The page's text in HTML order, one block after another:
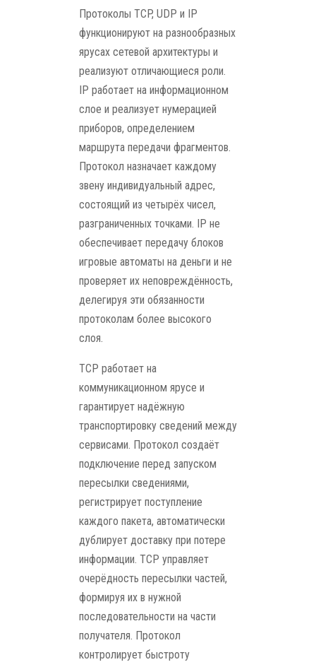
Протоколы TCP, UDP и IP
функционируют на разнообразных
ярусах сетевой архитектуры и
реализуют отличающиеся роли.
IP работает на информационном
слое и реализует нумерацией
приборов, определением
маршрута передачи фрагментов.
Протокол назначает каждому
звену индивидуальный адрес,
состоящий из четырёх чисел,
разграниченных точками. IP не
обеспечивает передачу блоков
игровые автоматы на деньги и не
проверяет их неповреждённость,
делегируя эти обязанности
протоколам более высокого
слоя.
TCP работает на
коммуникационном ярусе и
гарантирует надёжную
транспортировку сведений между
сервисами. Протокол создаёт
подключение перед запуском
пересылки сведениями,
регистрирует поступление
каждого пакета, автоматически
дублирует доставку при потере
информации. TCP управляет
очерёдность пересылки частей,
формируя их в нужной
последовательности на части
получателя. Протокол
контролирует быстроту